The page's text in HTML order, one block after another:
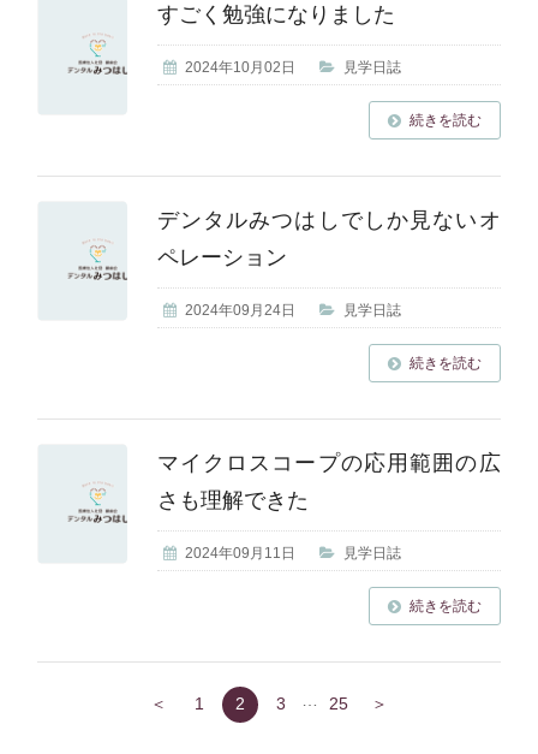
すごく勉強になりました
2024年10月02日 見学日誌
続きを読む
デンタルみつはしでしか見ないオ
ペレーション
2024年09月24日 見学日誌
続きを読む
マイクロスコープの応用範囲の広
さも理解できた
2024年09月11日 見学日誌
続きを読む
＜ 1 2 3 25 ＞